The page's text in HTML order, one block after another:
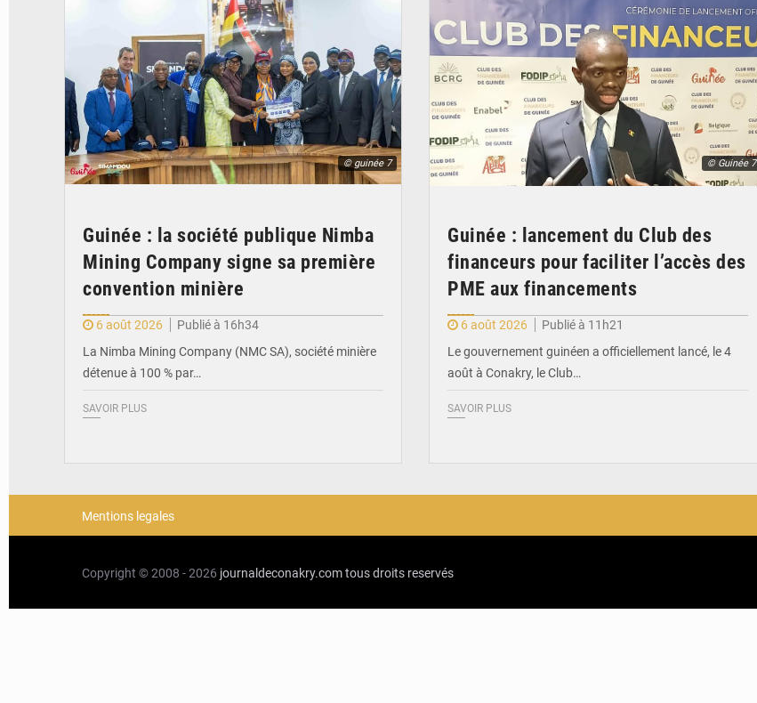
© guinée 7
Guinée : la société publique Nimba
Mining Company signe sa première
convention minière
6 août 2026
Publié à 16h34
La Nimba Mining Company (NMC SA), société minière
détenue à 100 % par…
SAVOIR PLUS
© Guinée 7
Guinée : lancement du Club des
financeurs pour faciliter l’accès des
PME aux financements
6 août 2026
Publié à 11h21
Le gouvernement guinéen a officiellement lancé, le 4
août à Conakry, le Club…
SAVOIR PLUS
Mentions legales
Copyright © 2008 - 2026 journaldeconakry.comtous droits reservés